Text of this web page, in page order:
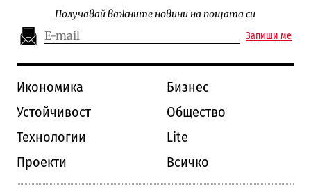
Получавай важните новини на пощата си
Запиши ме
Икономика
Бизнес
Устойчивост
Общество
Технологии
Lite
Проекти
Всичко